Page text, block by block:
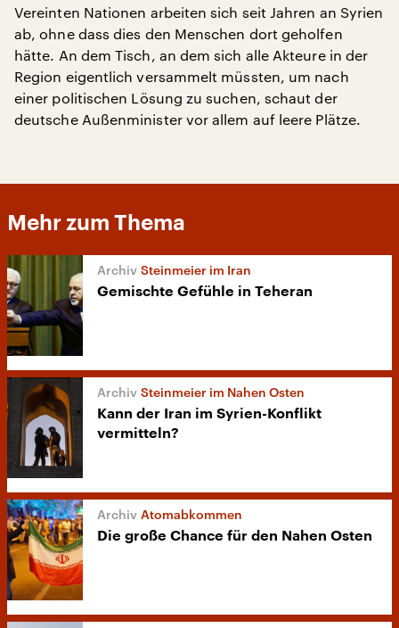
Vereinten Nationen arbeiten sich seit Jahren an Syrien
ab, ohne dass dies den Menschen dort geholfen
hätte. An dem Tisch, an dem sich alle Akteure in der
Region eigentlich versammelt müssten, um nach
einer politischen Lösung zu suchen, schaut der
deutsche Außenminister vor allem auf leere Plätze.
Mehr zum Thema
Steinmeier im Iran
Gemischte Gefühle in Teheran
Steinmeier im Nahen Osten
Kann der Iran im Syrien-Konflikt
vermitteln?
Atomabkommen
Die große Chance für den Nahen Osten